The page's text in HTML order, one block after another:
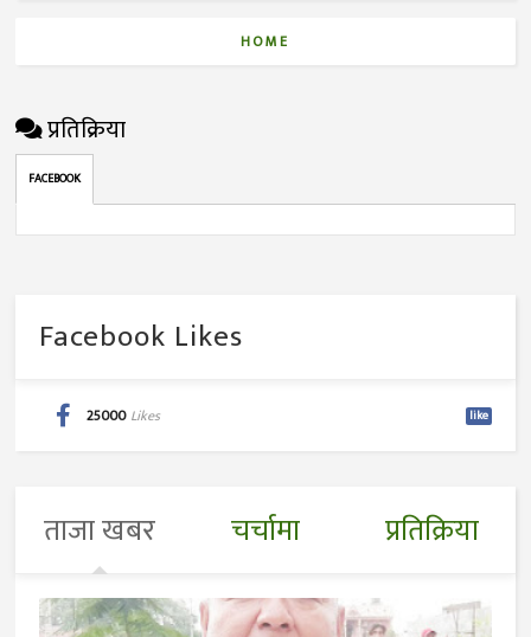
HOME
प्रतिक्रिया
FACEBOOK
Facebook Likes
25000 Likes like
ताजा खबर चर्चामा प्रतिक्रिया